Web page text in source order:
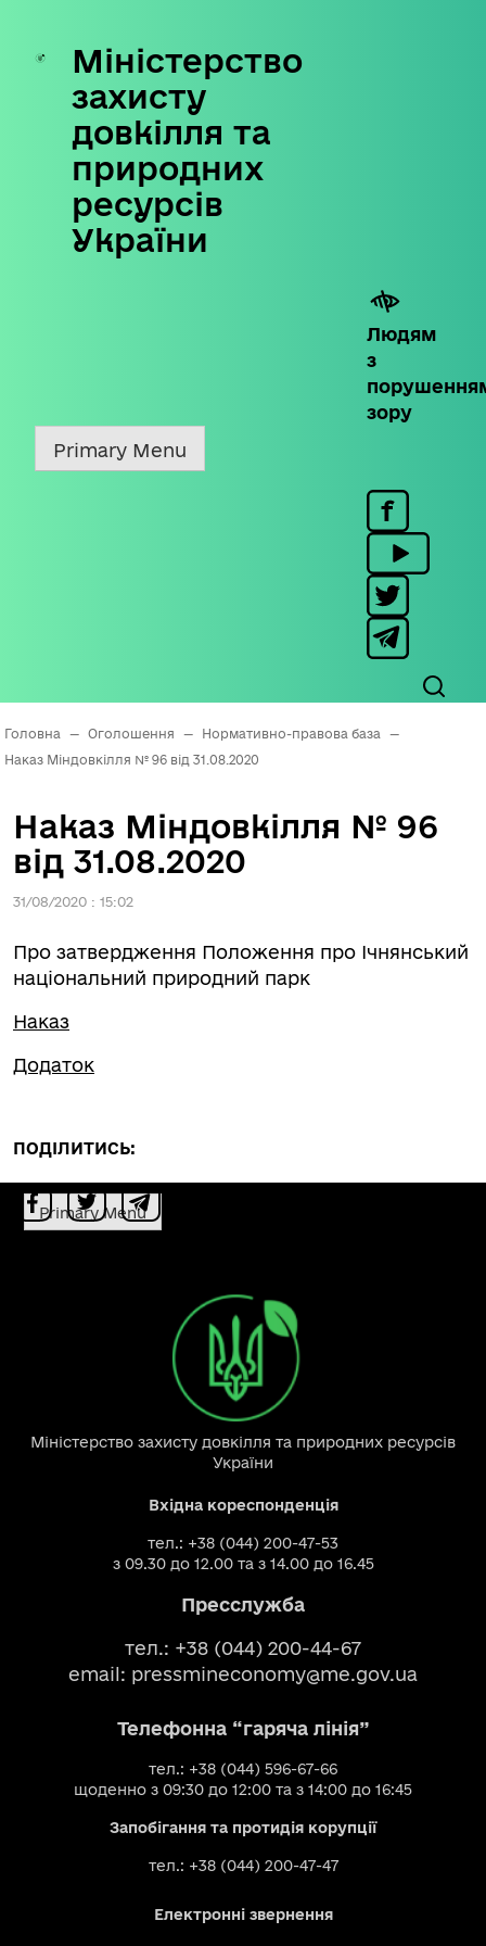
Skip
content
Міністерство
захисту
довкілля та
природних
ресурсів
України
Людям
з
зору
Primary Menu
Головна — Оголошення — Нормативно-правова база
—
Наказ Міндовкілля № 96 від 31.08.2020
Наказ Міндовкілля № 96
від 31.08.2020
31/08/2020 : 15:02
Про затвердження Положення про Ічнянський
національний природний парк
Наказ
Додаток
ПОДІЛИТИСЬ:
Primary Menu
Міністерство захисту довкілля та природних ресурсів
України
Вхідна кореспонденція
тел.: +38 (044) 200-47-53
з 09.30 до 12.00 та з 14.00 до 16.45
Пресслужба
тел.: +38 (044) 200-44-67
email: pressmineconomy@me.gov.ua
Телефонна “гаряча лінія”
тел.: +38 (044) 596-67-66
щоденно з 09:30 до 12:00 та з 14:00 до 16:45
Запобігання та протидія корупції
тел.: +38 (044) 200-47-47
Електронні звернення